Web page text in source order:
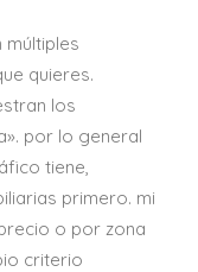
quieres.
los
por lo general
tiene,
primero. mi
o por zona
criterio